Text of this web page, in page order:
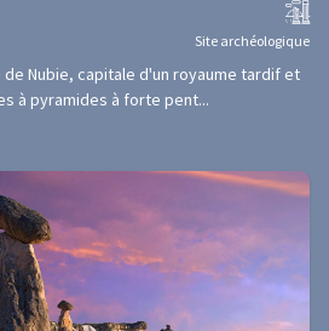
Site archéologique
Nubie, capitale d'un royaume tardif et
à pyramides à forte pent...